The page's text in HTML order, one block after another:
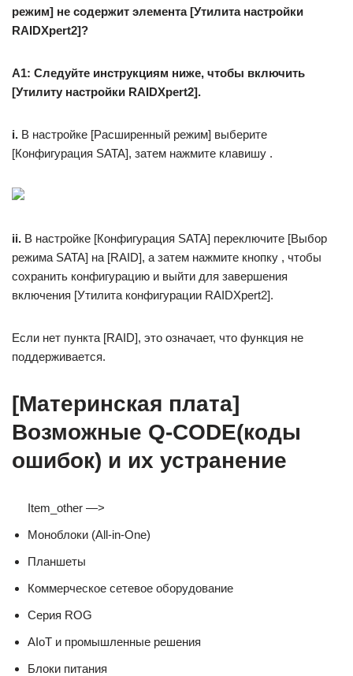
режим] не содержит элемента [Утилита настройки
RAIDXpert2]?
A1: Следуйте инструкциям ниже, чтобы включить
[Утилиту настройки RAIDXpert2].
i. В настройке [Расширенный режим] выберите
[Конфигурация SATA], затем нажмите клавишу .
ii. В настройке [Конфигурация SATA] переключите [Выбор
режима SATA] на [RAID], а затем нажмите кнопку , чтобы
сохранить конфигурацию и выйти для завершения
включения [Утилита конфигурации RAIDXpert2].
Если нет пункта [RAID], это означает, что функция не
поддерживается.
[Материнская плата]
Возможные Q-CODE(коды
ошибок) и их устранение
Item_other —>
Моноблоки (All-in-One)
Планшеты
Коммерческое сетевое оборудование
Серия ROG
AIoT и промышленные решения
Блоки питания